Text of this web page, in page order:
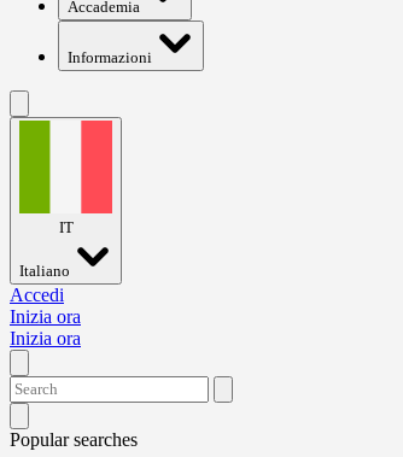
Accademia
Informazioni
IT
Italiano
Accedi
Inizia ora
Inizia ora
Popular searches